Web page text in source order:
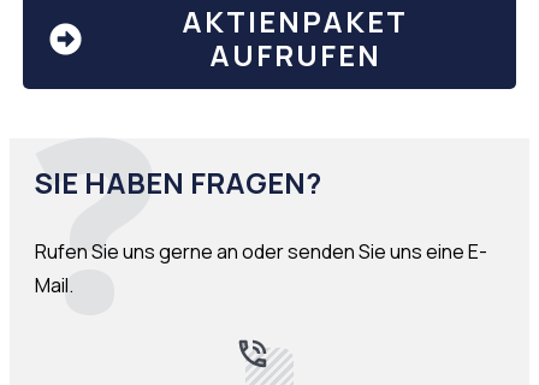
AKTIENPAKET
AUFRUFEN
SIE HABEN FRAGEN?
Rufen Sie uns gerne an oder senden Sie uns eine E-
Mail.
?